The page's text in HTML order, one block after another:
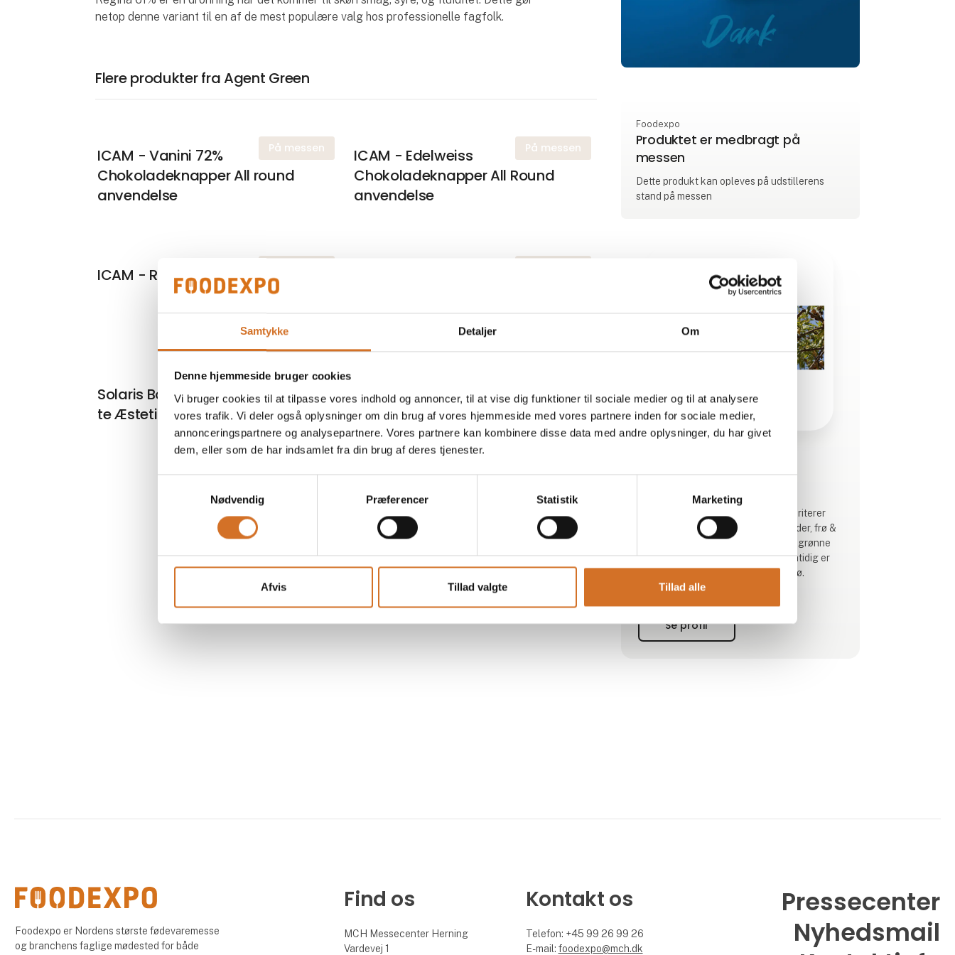
Samtykke Detaljer Om
Denne hjemmeside bruger cookies
Vi bruger cookies til at tilpasse vores indhold og annoncer, til at vise dig funktioner til sociale medier og til at analysere
vores trafik. Vi deler også oplysninger om din brug af vores hjemmeside med vores partnere inden for sociale medier,
annonceringspartnere og analysepartnere. Vores partnere kan kombinere disse data med andre oplysninger, du har givet
dem, eller som de har indsamlet fra din brug af deres tjenester.
Nødvendig
Præferencer Statistik Marketing
Afvis Tillad valgte Tillad alle
netop denne variant til en af de mest populære valg hos professionelle fagfolk.
Flere produkter fra Agent Green
På messen
ICAM - Vanini 72%
Chokoladeknapper All round
anvendelse
På messen
ICAM - Edelweiss
Chokoladeknapper All Round
anvendelse
ICAM - Regina 35 %.
Økonomi
På messen
Solaris Botanicals - Pyramide
te Æstetisk indpakket
Solaris Botanicals Matcha Tea
Foodexpo
Produktet er medbragt på
messen
Dette produkt kan opleves på udstillerens
stand på messen
Agent Green er for fagfolk som prioriterer
økologisk kvalitets chokolade, nødder, frø &
kerner, tørret frugt og klimavenlige grønne
proteiner til en fair pris hvor der samtidig er
tænkt på vores medmennesker, miljø.
Se profil
Foodexpo er Nordens største fødevaremesse
og branchens faglige mødested for både
Find os
MCH Messecenter Herning
Vardevej 1
Kontakt os
Telefon: +45 99 26 99 26
E-mail: foodexpo@mch.dk
Pressecenter
Nyhedsmail